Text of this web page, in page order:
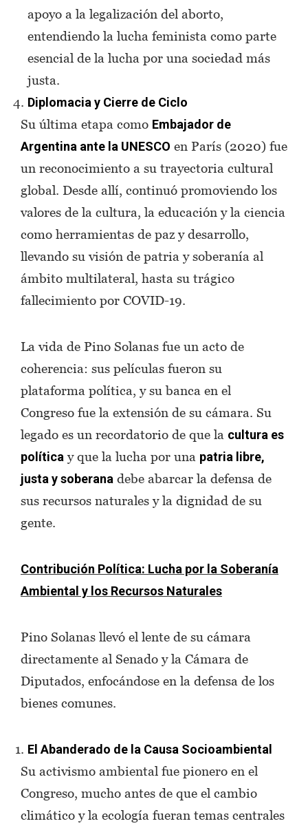
apoyo a la legalización del aborto,
entendiendo la lucha feminista como parte
esencial de la lucha por una sociedad más
justa.
Diplomacia y Cierre de Ciclo
Su última etapa como Embajador de
Argentina ante la UNESCO en París (2020) fue
un reconocimiento a su trayectoria cultural
global. Desde allí, continuó promoviendo los
valores de la cultura, la educación y la ciencia
como herramientas de paz y desarrollo,
llevando su visión de patria y soberanía al
ámbito multilateral, hasta su trágico
fallecimiento por COVID-19.
La vida de Pino Solanas fue un acto de
coherencia: sus películas fueron su
plataforma política, y su banca en el
Congreso fue la extensión de su cámara. Su
legado es un recordatorio de que la cultura es
política y que la lucha por una patria libre,
justa y soberana debe abarcar la defensa de
sus recursos naturales y la dignidad de su
gente.
Contribución Política: Lucha por la Soberanía
Ambiental y los Recursos Naturales
Pino Solanas llevó el lente de su cámara
directamente al Senado y la Cámara de
Diputados, enfocándose en la defensa de los
bienes comunes.
El Abanderado de la Causa Socioambiental
Su activismo ambiental fue pionero en el
Congreso, mucho antes de que el cambio
climático y la ecología fueran temas centrales